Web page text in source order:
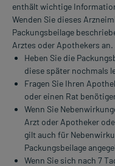
enthält wichtige
Wenden Sie dieses
Packungsbeilage
Arztes oder Apothekers an.
Heben Sie die
diese später nochmals
Fragen Sie Ihren
oder einen Rat
Wenn Sie
Arzt oder Apotheker
gilt auch für
Packungsbeilage
Wenn Sie sich nach 7